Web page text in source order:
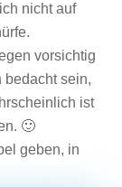
nicht auf
vorsichtig
bedacht sein,
ist
🙂
geben, in